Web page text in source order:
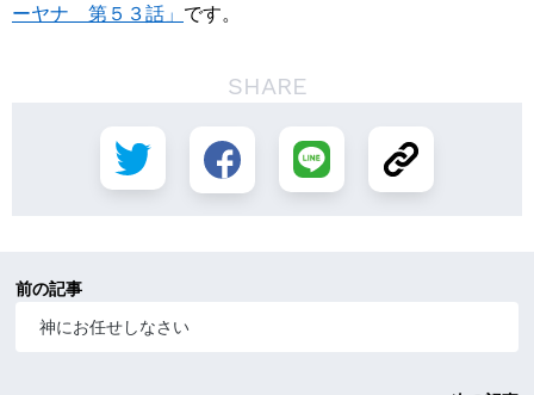
ーヤナ 第５３話」 です。
SHARE
前の記事
神にお任せしなさい